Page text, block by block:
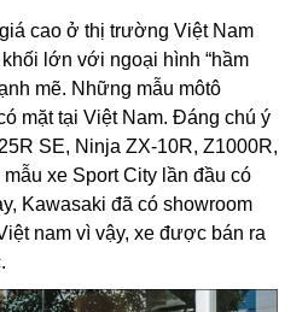
cao ở thị trường Việt Nam
lớn với ngoại hình “hầm
mẽ. Những mẫu môtô
mặt tại Việt Nam. Đáng chú ý
SE, Ninja ZX-10R, Z1000R,
xe Sport City lần đầu có
Kawasaki đã có showroom
nam vì vậy, xe được bán ra